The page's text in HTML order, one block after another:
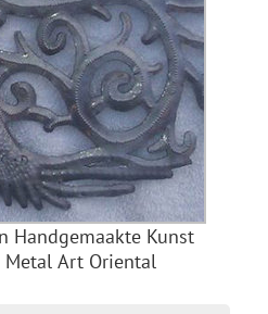
Handgemaakte Kunst
Metal Art Oriental